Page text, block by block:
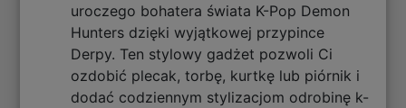
uroczego bohatera świata K-Pop Demon
Hunters dzięki wyjątkowej przypince
Derpy. Ten stylowy gadżet pozwoli Ci
ozdobić plecak, torbę, kurtkę lub piórnik i
dodać codziennym stylizacjom odrobinę k-